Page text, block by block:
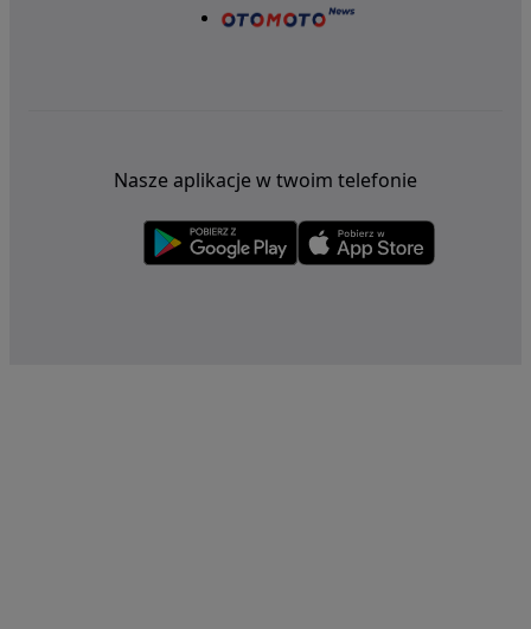
Nasze aplikacje w twoim telefonie